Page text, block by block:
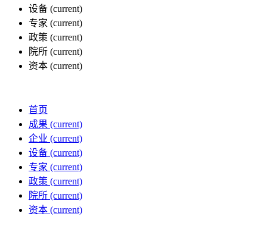
设备 (current)
专家 (current)
政策 (current)
院所 (current)
资本 (current)
首页
成果 (current)
企业 (current)
设备 (current)
专家 (current)
政策 (current)
院所 (current)
资本 (current)